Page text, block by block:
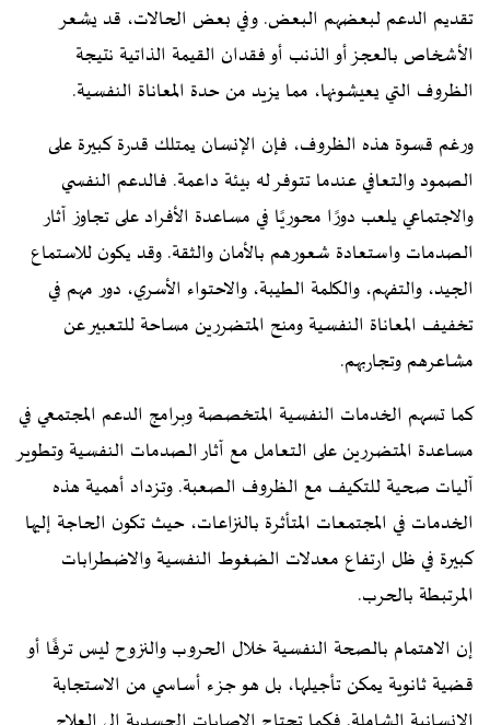
تقديم الدعم لبعضهم البعض. وفي بعض الحالات، قد يشعر
الأشخاص بالعجز أو الذنب أو فقدان القيمة الذاتية نتيجة
الظروف التي يعيشونها، مما يزيد من حدة المعاناة النفسية.
ورغم قسوة هذه الظروف، فإن الإنسان يمتلك قدرة كبيرة على
الصمود والتعافي عندما تتوفر له بيئة داعمة. فالدعم النفسي
والاجتماعي يلعب دورًا محوريًا في مساعدة الأفراد على تجاوز آثار
الصدمات واستعادة شعورهم بالأمان والثقة. وقد يكون للاستماع
الجيد، والتفهم، والكلمة الطيبة، والاحتواء الأسري، دور مهم في
تخفيف المعاناة النفسية ومنح المتضررين مساحة للتعبير عن
مشاعرهم وتجاربهم.
كما تسهم الخدمات النفسية المتخصصة وبرامج الدعم المجتمعي في
مساعدة المتضررين على التعامل مع آثار الصدمات النفسية وتطوير
آليات صحية للتكيف مع الظروف الصعبة. وتزداد أهمية هذه
الخدمات في المجتمعات المتأثرة بالنزاعات، حيث تكون الحاجة إليها
كبيرة في ظل ارتفاع معدلات الضغوط النفسية والاضطرابات
المرتبطة بالحرب.
إن الاهتمام بالصحة النفسية خلال الحروب والنزوح ليس ترفًا أو
قضية ثانوية يمكن تأجيلها، بل هو جزء أساسي من الاستجابة